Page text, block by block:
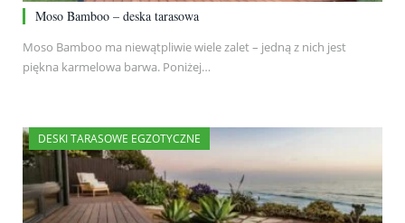
Moso Bamboo – deska tarasowa
Moso Bamboo ma niewątpliwie wiele zalet – jedną z nich jest
piękna karmelowa barwa. Poniżej…
DESKI TARASOWE EGZOTYCZNE